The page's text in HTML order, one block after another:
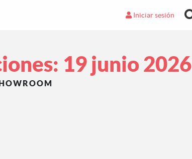
Iniciar sesión
19 junio 2026